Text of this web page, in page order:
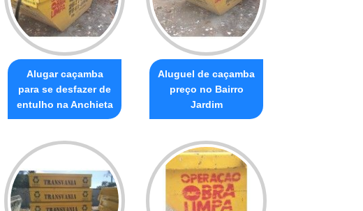
Alugar caçamba
para se desfazer de
entulho na Anchieta
Aluguel de caçamba
preço no Bairro
Jardim